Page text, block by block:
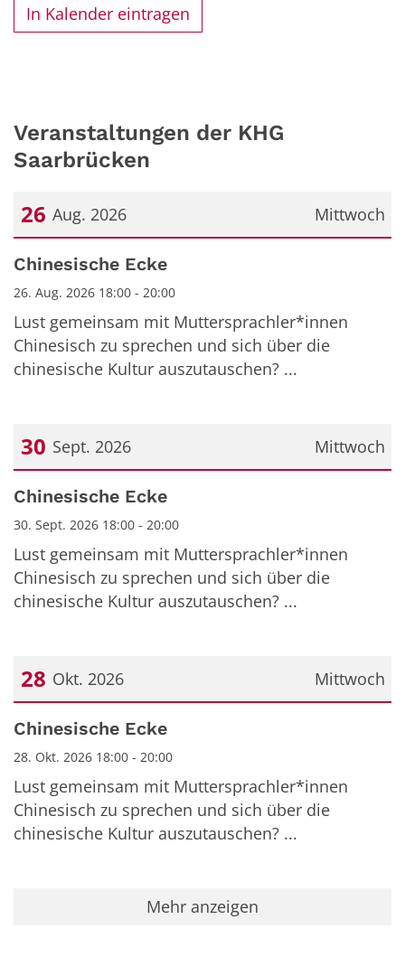
In Kalender eintragen
Veranstaltungen der KHG
Saarbrücken
Mittwoch
26 Aug. 2026
Datum: 26. August 2026
Chinesische Ecke
26. Aug. 2026 18:00 - 20:00
Lust gemeinsam mit Muttersprachler*innen
Chinesisch zu sprechen und sich über die
chinesische Kultur auszutauschen? ...
Mittwoch
30 Sept. 2026
Datum: 30. September 2026
Chinesische Ecke
30. Sept. 2026 18:00 - 20:00
Lust gemeinsam mit Muttersprachler*innen
Chinesisch zu sprechen und sich über die
chinesische Kultur auszutauschen? ...
Mittwoch
28 Okt. 2026
Datum: 28. Oktober 2026
Chinesische Ecke
28. Okt. 2026 18:00 - 20:00
Lust gemeinsam mit Muttersprachler*innen
Chinesisch zu sprechen und sich über die
chinesische Kultur auszutauschen? ...
Mehr anzeigen